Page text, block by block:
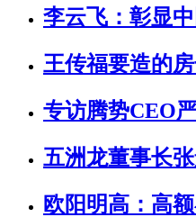
李云飞：彰显
王传福要造的
专访腾势CEO
五洲龙董事长
欧阳明高：高